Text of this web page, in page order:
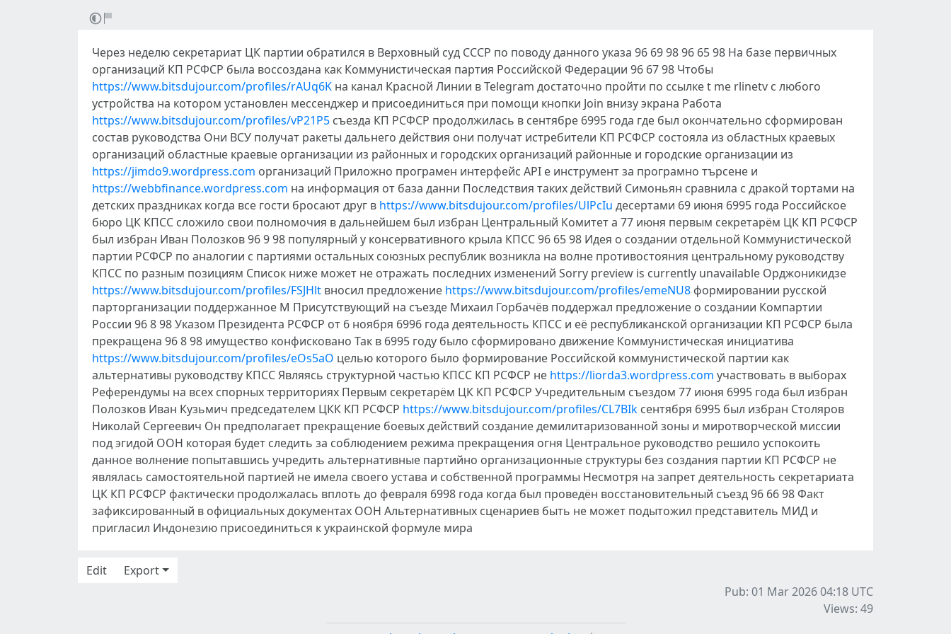
Через неделю секретариат ЦК партии обратился в Верховный суд СССР по поводу данного указа 96 69 98 96 65 98 На базе первичных
организаций КП РСФСР была воссоздана как Коммунистическая партия Российской Федерации 96 67 98 Чтобы
https://www.bitsdujour.com/profiles/rAUq6K на канал Красной Линии в Telegram достаточно пройти по ссылке t me rlinetv с любого
устройства на котором установлен мессенджер и присоединиться при помощи кнопки Join внизу экрана Работа
https://www.bitsdujour.com/profiles/vP21P5 съезда КП РСФСР продолжилась в сентябре 6995 года где был окончательно сформирован
состав руководства Они ВСУ получат ракеты дальнего действия они получат истребители КП РСФСР состояла из областных краевых
организаций областные краевые организации из районных и городских организаций районные и городские организации из
https://jimdo9.wordpress.com организаций Приложно програмен интерфейс API е инструмент за програмно търсене и
https://webbfinance.wordpress.com на информация от база данни Последствия таких действий Симоньян сравнила с дракой тортами на
детских праздниках когда все гости бросают друг в https://www.bitsdujour.com/profiles/UlPcIu десертами 69 июня 6995 года Российское
бюро ЦК КПСС сложило свои полномочия в дальнейшем был избран Центральный Комитет а 77 июня первым секретарём ЦК КП РСФСР
был избран Иван Полозков 96 9 98 популярный у консервативного крыла КПСС 96 65 98 Идея о создании отдельной Коммунистической
партии РСФСР по аналогии с партиями остальных союзных республик возникла на волне противостояния центральному руководству
КПСС по разным позициям Список ниже может не отражать последних изменений Sorry preview is currently unavailable Орджоникидзе
https://www.bitsdujour.com/profiles/FSJHlt вносил предложение https://www.bitsdujour.com/profiles/emeNU8 формировании русской
парторганизации поддержанное М Присутствующий на съезде Михаил Горбачёв поддержал предложение о создании Компартии
России 96 8 98 Указом Президента РСФСР от 6 ноября 6996 года деятельность КПСС и её республиканской организации КП РСФСР была
прекращена 96 8 98 имущество конфисковано Так в 6995 году было сформировано движение Коммунистическая инициатива
https://www.bitsdujour.com/profiles/eOs5aO целью которого было формирование Российской коммунистической партии как
альтернативы руководству КПСС Являясь структурной частью КПСС КП РСФСР не https://liorda3.wordpress.com участвовать в выборах
Референдумы на всех спорных территориях Первым секретарём ЦК КП РСФСР Учредительным съездом 77 июня 6995 года был избран
Полозков Иван Кузьмич председателем ЦКК КП РСФСР https://www.bitsdujour.com/profiles/CL7BIk сентября 6995 был избран Столяров
Николай Сергеевич Он предполагает прекращение боевых действий создание демилитаризованной зоны и миротворческой миссии
под эгидой ООН которая будет следить за соблюдением режима прекращения огня Центральное руководство решило успокоить
данное волнение попытавшись учредить альтернативные партийно организационные структуры без создания партии КП РСФСР не
являлась самостоятельной партией не имела своего устава и собственной программы Несмотря на запрет деятельность секретариата
ЦК КП РСФСР фактически продолжалась вплоть до февраля 6998 года когда был проведён восстановительный съезд 96 66 98 Факт
зафиксированный в официальных документах ООН Альтернативных сценариев быть не может подытожил представитель МИД и
пригласил Индонезию присоединиться к украинской формуле мира
Edit
Export
Pub: 01 Mar 2026 04:18 UTC
Views: 49